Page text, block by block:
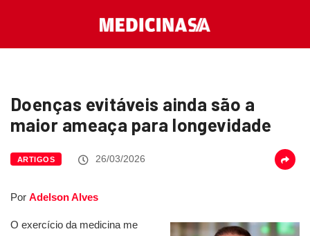
Doenças evitáveis ainda são a
maior ameaça para longevidade
ARTIGOS 26/03/2026
Por Adelson Alves
O exercício da medicina me